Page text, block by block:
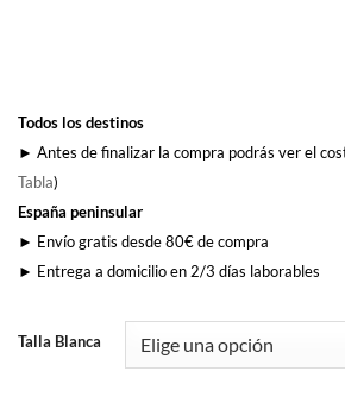
Todos los destinos
► Antes de finalizar la compra podrás ver el
Tabla)
España peninsular
► Envío gratis desde 80€ de compra
► Entrega a domicilio en 2/3 días laborables
Talla Blanca